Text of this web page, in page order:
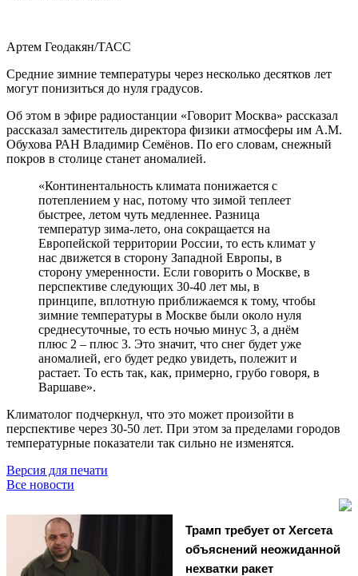
Артем Геодакян/ТАСС
Средние зимние температуры через несколько десятков лет
могут понизиться до нуля градусов.
Об этом в эфире радиостанции «Говорит Москва» рассказал
рассказал заместитель директора физики атмосферы им А.М.
Обухова РАН Владимир Семёнов. По его словам, снежный
покров в столице станет аномалией.
«Континентальность климата понижается с
потеплением у нас, потому что зимой теплеет
быстрее, летом чуть медленнее. Разница
температур зима-лето, она сокращается на
Европейской территории России, то есть климат у
нас движется в сторону Западной Европы, в
сторону умеренности. Если говорить о Москве, в
перспективе следующих 30-40 лет мы, в
принципе, вплотную приближаемся к тому, чтобы
зимние температуры в Москве были около нуля
среднесуточные, то есть ночью минус 3, а днём
плюс 2 – плюс 3. Это значит, что снег будет уже
аномалией, его будет редко увидеть, полежит и
растает. То есть так, как, примерно, грубо говоря, в
Варшаве».
Климатолог подчеркнул, что это может произойти в
перспективе через 30-50 лет. При этом за пределами городов
температурные показатели так сильно не изменятся.
Версия для печати
Все новости
Трамп требует от Хегсета
объяснений неожиданной
нехватки ракет